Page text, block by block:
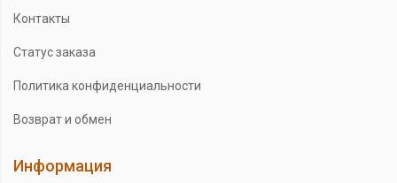
Контакты
Статус заказа
Политика конфиденциальности
Возврат и обмен
Информация